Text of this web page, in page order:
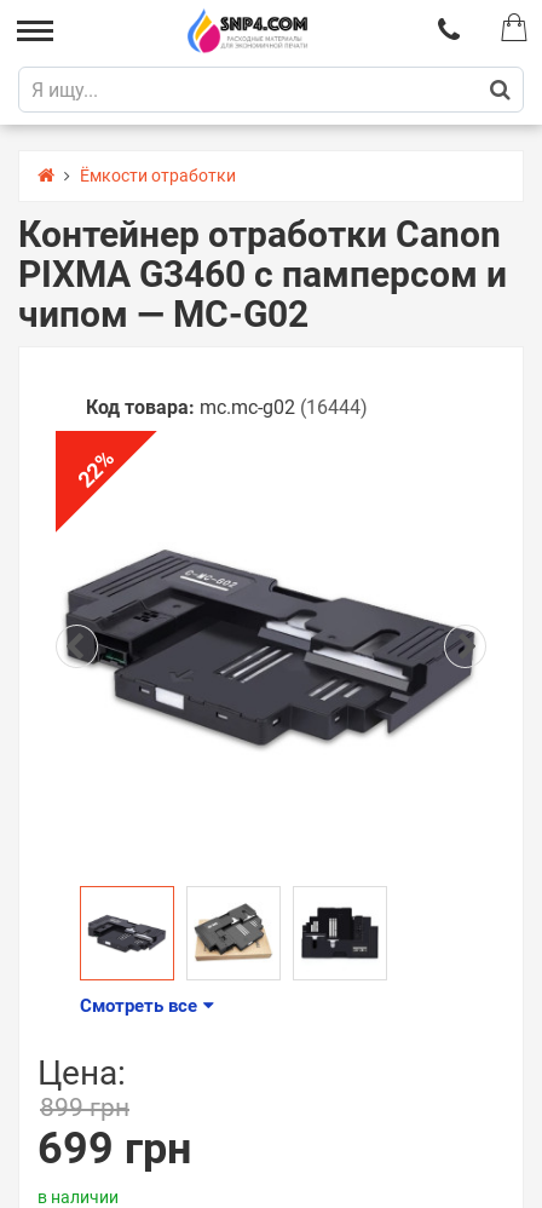
Ёмкости отработки
Контейнер отработки Canon
PIXMA G3460 с памперсом и
чипом — MC-G02
Код товара: mc.mc-g02 (16444)
22
%
Смотреть все
Цена:
899 грн
699 грн
в наличии